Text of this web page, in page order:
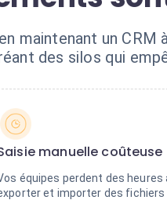
maintenant un
des silos qui
manuelle coûteuse
équipes perdent des heures
et importer des fichiers